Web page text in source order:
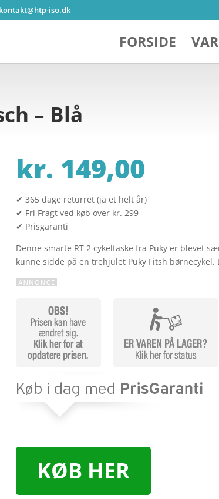
kontakt@htp-iso.dk
FORSIDE
– Blå
kr. 149,00
✔ 365 dage returret (ja et helt år)
✔ Fri Fragt ved køb over kr. 299
✔ Prisgaranti
Denne smarte RT 2 cykeltaske fra Puky er blevet
kunne sidde på en trehjulet Puky Fitsh børnecykel.
KØB HER